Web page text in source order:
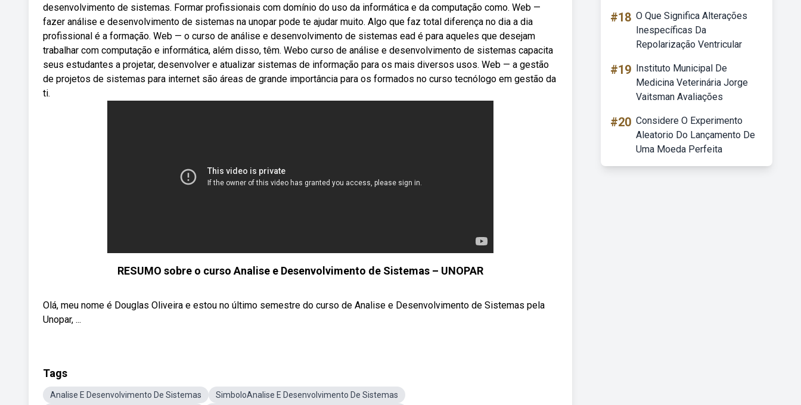
desenvolvimento de sistemas. Formar profissionais com domínio do uso da informática e da computação como. Web —
fazer análise e desenvolvimento de sistemas na unopar pode te ajudar muito. Algo que faz total diferença no dia a dia
profissional é a formação. Web — o curso de análise e desenvolvimento de sistemas ead é para aqueles que desejam
trabalhar com computação e informática, além disso, têm. Webo curso de análise e desenvolvimento de sistemas capacita
seus estudantes a projetar, desenvolver e atualizar sistemas de informação para os mais diversos usos. Web — a gestão
de projetos de sistemas para internet são áreas de grande importância para os formados no curso tecnólogo em gestão da
ti.
RESUMO sobre o curso Analise e Desenvolvimento de Sistemas – UNOPAR
Olá, meu nome é Douglas Oliveira e estou no último semestre do curso de Analise e Desenvolvimento de Sistemas pela
Unopar, ...
Tags
Analise E Desenvolvimento De Sistemas
SimboloAnalise E Desenvolvimento De Sistemas
#18 O Que Significa Alterações
Inespecíficas Da
Repolarização Ventricular
#19 Instituto Municipal De
Medicina Veterinária Jorge
Vaitsman Avaliações
#20 Considere O Experimento
Aleatorio Do Lançamento De
Uma Moeda Perfeita